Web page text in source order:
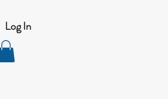
Log In